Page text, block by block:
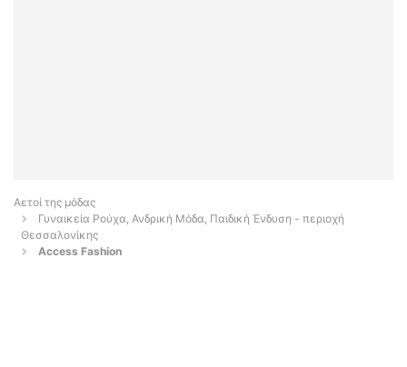
Αετοί της μόδας
Γυναικεία Ρούχα, Ανδρική Μόδα, Παιδική Ένδυση - περιοχή
Θεσσαλονίκης
Access Fashion